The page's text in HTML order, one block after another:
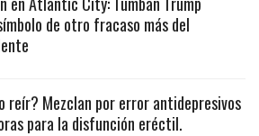
de otro fracaso más del
reír? Mezclan por error antidepresivos
para la disfunción eréctil.